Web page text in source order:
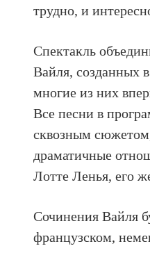
трудно, и
Спектакль
Вайля, созданных
многие из них
Все песни в
сквозным
драматичные
Лотте Ленья, его
Сочинения Вайля
французском,